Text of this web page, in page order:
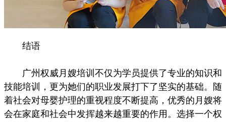
结语
广州权威月嫂培训不仅为学员提供了专业的知识和
技能培训，更为她们的职业发展打下了坚实的基础。随
着社会对母婴护理的重视程度不断提高，优秀的月嫂将
会在家庭和社会中发挥越来越重要的作用。选择一个权